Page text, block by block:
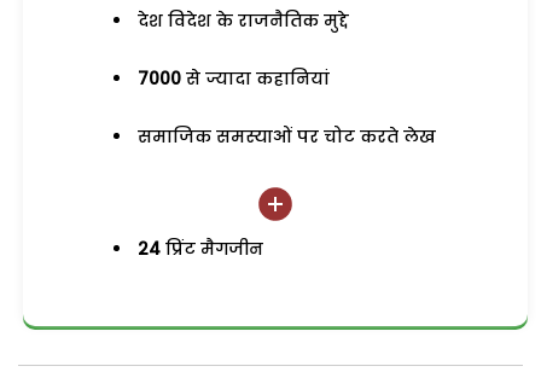
देश विदेश के राजनैतिक मुद्दे
7000 से ज्यादा कहानियां
समाजिक समस्याओं पर चोट करते लेख
24 प्रिंट मैगजीन